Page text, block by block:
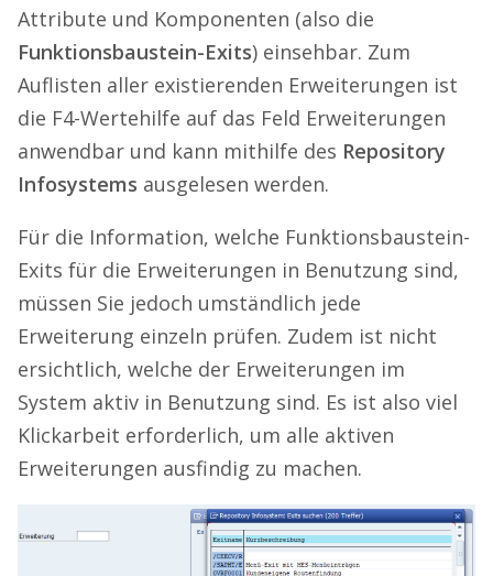
Attribute und Komponenten (also die
Funktionsbaustein-Exits) einsehbar. Zum
Auflisten aller existierenden Erweiterungen ist
die F4-Wertehilfe auf das Feld Erweiterungen
anwendbar und kann mithilfe des Repository
Infosystems ausgelesen werden.
Für die Information, welche Funktionsbaustein-
Exits für die Erweiterungen in Benutzung sind,
müssen Sie jedoch umständlich jede
Erweiterung einzeln prüfen. Zudem ist nicht
ersichtlich, welche der Erweiterungen im
System aktiv in Benutzung sind. Es ist also viel
Klickarbeit erforderlich, um alle aktiven
Erweiterungen ausfindig zu machen.